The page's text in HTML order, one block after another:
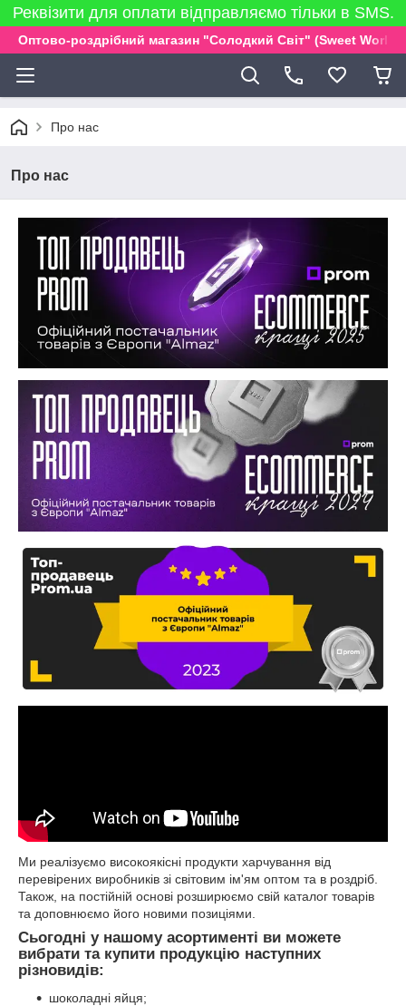
Реквізити для оплати відправляємо тільки в SMS.
Оптово-роздрібний магазин "Солодкий Світ" (Sweet World)
Про нас
Про нас
Ми реалізуємо високоякісні продукти харчування від
перевірених виробників зі світовим ім'ям оптом та в роздріб.
Також, на постійній основі розширюємо свій каталог товарів
та доповнюємо його новими позиціями.
Сьогодні у нашому асортименті ви можете
вибрати та купити продукцію наступних
різновидів:
шоколадні яйця;